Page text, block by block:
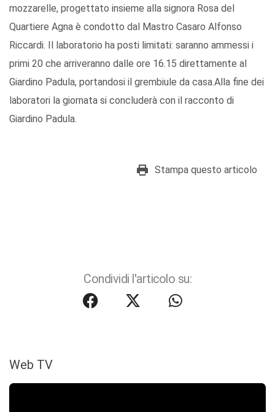
mozzarelle, progettato insieme alla signora Rosa del
Quartiere Agna è condotto dal Mastro Casaro Alfonso
Riccardi. Il laboratorio ha posti limitati: saranno ammessi i
primi 20 che arriveranno dalle ore 16.15 direttamente al
Giardino Padula, portandosi il grembiule da casa.Alla fine dei
laboratori la giornata si concluderà con il racconto di
Giardino Padula.
Stampa questo articolo
Condividi l'articolo su:
Web TV